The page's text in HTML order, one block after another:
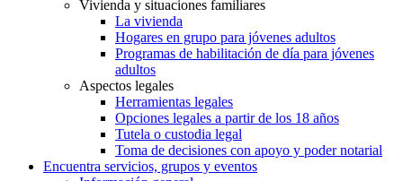
Vivienda y situaciones familiares
La vivienda
Hogares en grupo para jóvenes adultos
Programas de habilitación de día para jóvenes
adultos
Aspectos legales
Herramientas legales
Opciones legales a partir de los 18 años
Tutela o custodia legal
Toma de decisiones con apoyo y poder notarial
Encuentra servicios, grupos y eventos